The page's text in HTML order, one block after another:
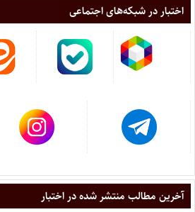
اختبار در شبکه‌های اجتماعی
آخرین مطالب منتشر شده در اختبار